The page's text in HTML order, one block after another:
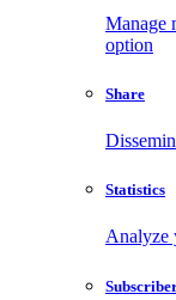
Manage
option
Share
Statistics
Analyze